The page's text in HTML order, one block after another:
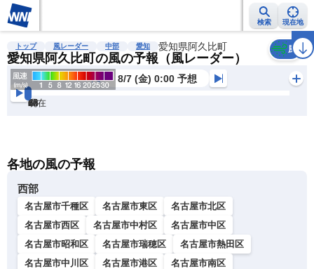
検索 現在地
雨雲レーダー 台風情報 地震情報 警報・注意報 2週間天気 ラ
トップ 風レーダー 中部 愛知 愛知県阿久比町
愛知県阿久比町の風の予報（風レーダー）
風
8/7 (金) 0:00 予想
現在
6h
12
24
36
48
60
72
各地の風の予報
西部
名古屋市千種区 名古屋市東区
名古屋市北区
名古屋市西区
名古屋市中村区
名古屋市中区
名古屋市昭和区
名古屋市瑞穂区
名古屋市熱田区
名古屋市中川区
名古屋市港区
名古屋市南区